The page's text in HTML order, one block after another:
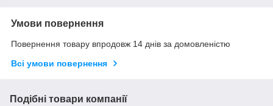
Умови повернення
Повернення товару впродовж 14 днів за домовленістю
Всі умови повернення
Подібні товари компанії